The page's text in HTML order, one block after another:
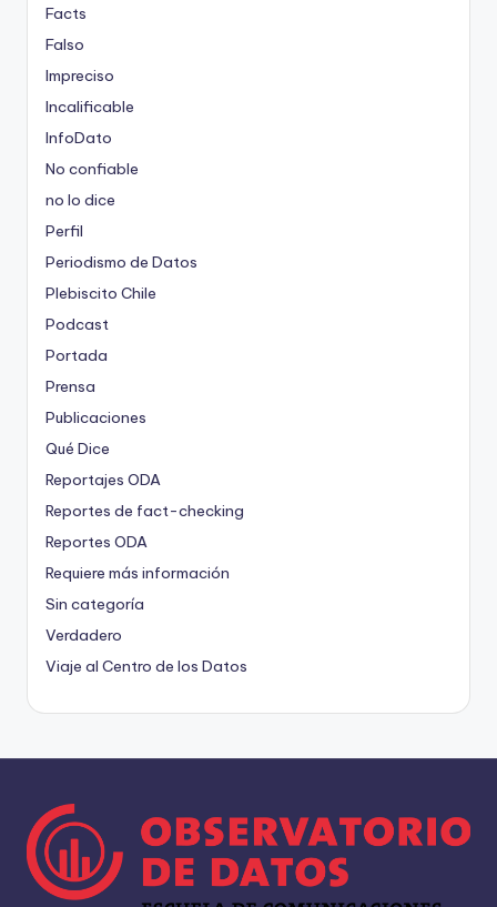
Facts
Falso
Impreciso
Incalificable
InfoDato
No confiable
no lo dice
Perfil
Periodismo de Datos
Plebiscito Chile
Podcast
Portada
Prensa
Publicaciones
Qué Dice
Reportajes ODA
Reportes de fact-checking
Reportes ODA
Requiere más información
Sin categoría
Verdadero
Viaje al Centro de los Datos